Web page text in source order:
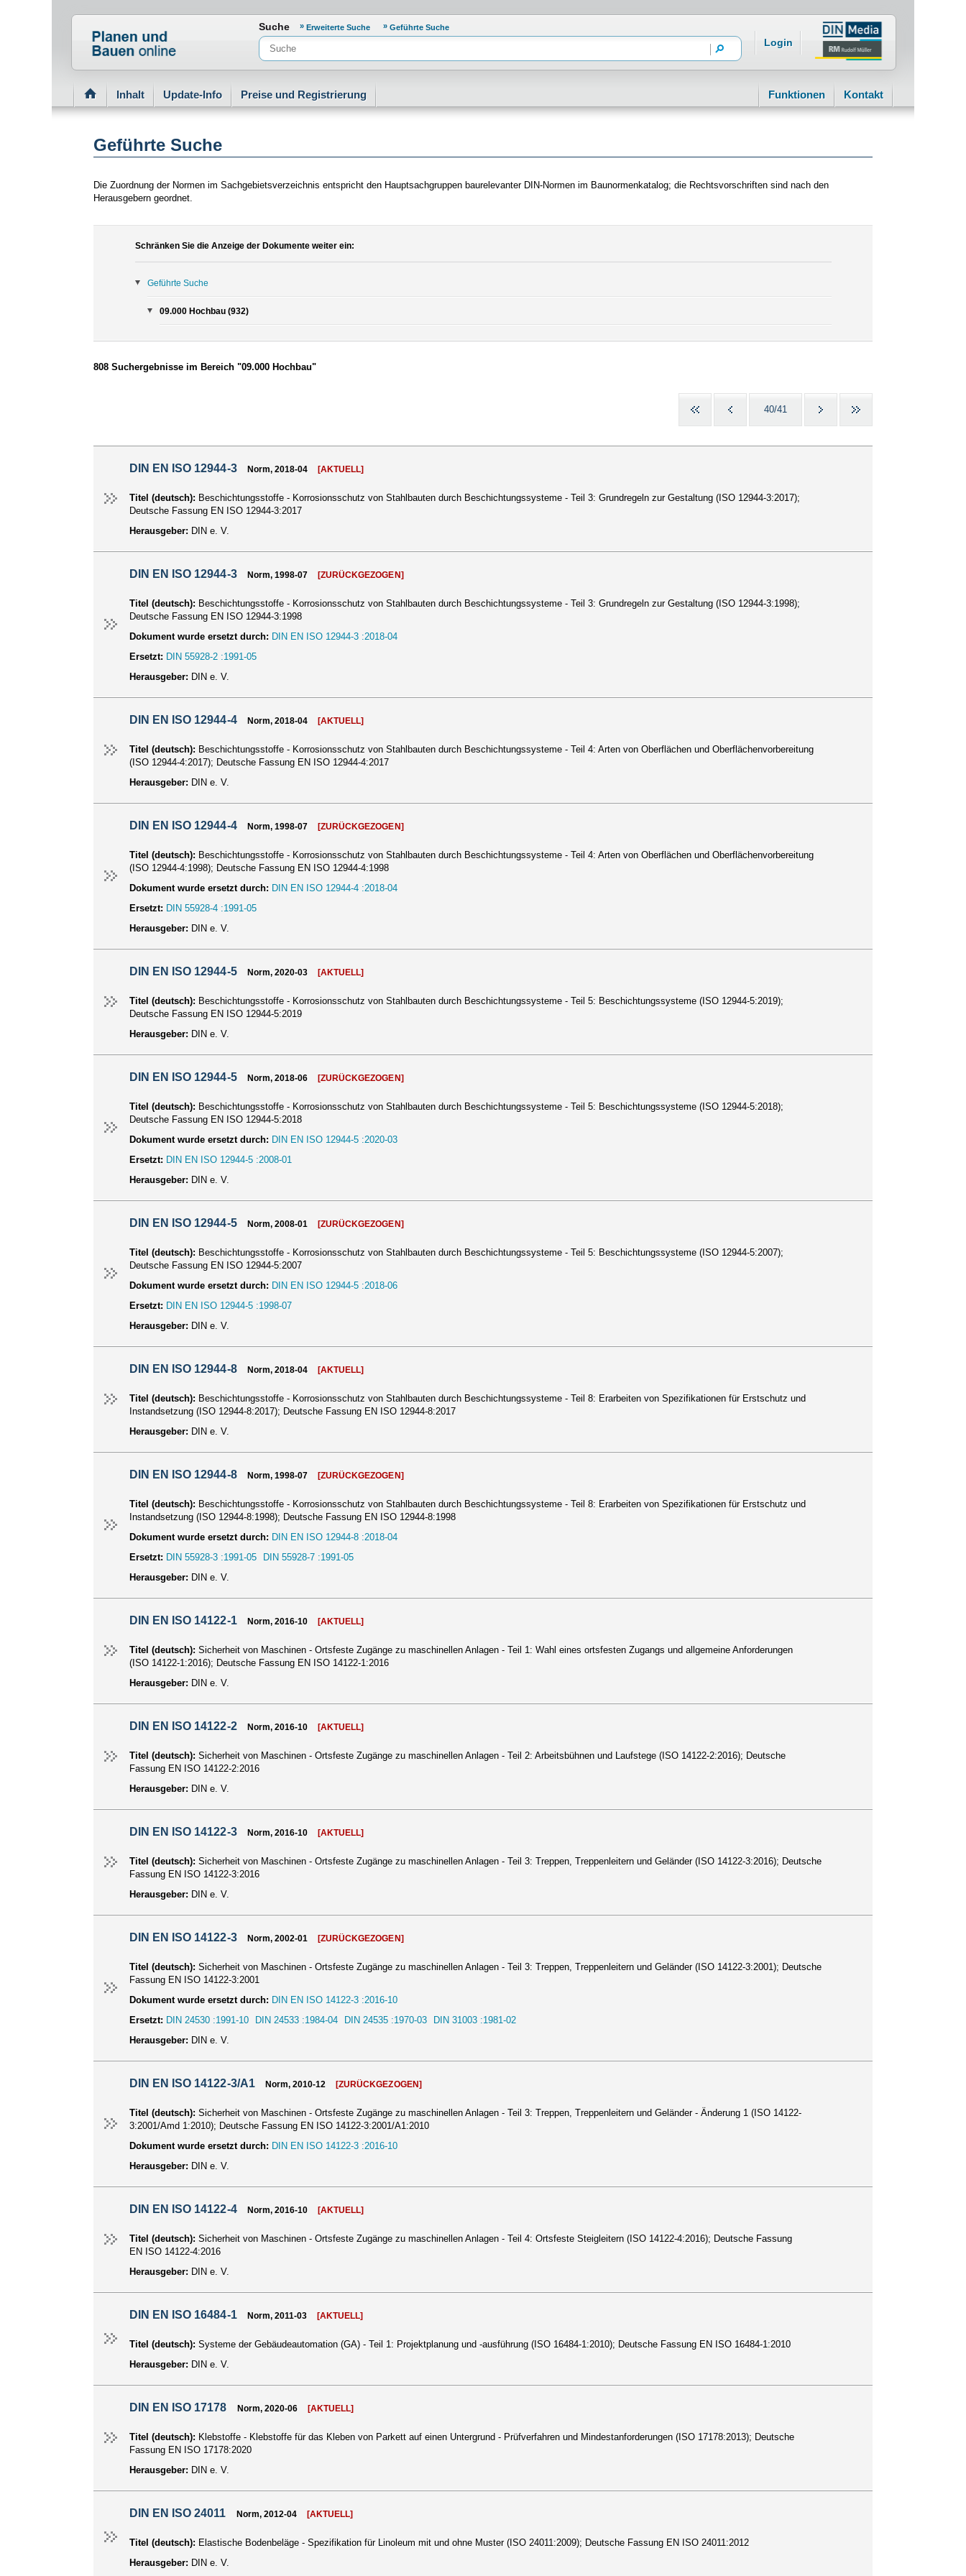
Normenportal Barrierefreiheit
Suche Erweiterte Suche Geführte Suche
Login
Inhalt Update-Info Preise und Registrierung Funktionen Kontakt
Geführte Suche
Die Zuordnung der Normen im Sachgebietsverzeichnis entspricht den Hauptsachgruppen baurelevanter DIN-Normen im Baunormenkatalog; die Rechtsvorschriften sind nach den
Herausgebern geordnet.
Schränken Sie die Anzeige der Dokumente weiter ein:
Geführte Suche
09.000 Hochbau (932)
808 Suchergebnisse im Bereich "09.000 Hochbau"
40/41
DIN EN ISO 12944-3 Norm, 2018-04 [AKTUELL]
Titel (deutsch): Beschichtungsstoffe - Korrosionsschutz von Stahlbauten durch Beschichtungssysteme - Teil 3: Grundregeln zur Gestaltung (ISO 12944-3:2017);
Deutsche Fassung EN ISO 12944-3:2017
Herausgeber: DIN e. V.
DIN EN ISO 12944-3 Norm, 1998-07 [ZURÜCKGEZOGEN]
Titel (deutsch): Beschichtungsstoffe - Korrosionsschutz von Stahlbauten durch Beschichtungssysteme - Teil 3: Grundregeln zur Gestaltung (ISO 12944-3:1998);
Deutsche Fassung EN ISO 12944-3:1998
Dokument wurde ersetzt durch: DIN EN ISO 12944-3 :2018-04
Ersetzt: DIN 55928-2 :1991-05
Herausgeber: DIN e. V.
DIN EN ISO 12944-4 Norm, 2018-04 [AKTUELL]
Titel (deutsch): Beschichtungsstoffe - Korrosionsschutz von Stahlbauten durch Beschichtungssysteme - Teil 4: Arten von Oberflächen und Oberflächenvorbereitung
(ISO 12944-4:2017); Deutsche Fassung EN ISO 12944-4:2017
Herausgeber: DIN e. V.
DIN EN ISO 12944-4 Norm, 1998-07 [ZURÜCKGEZOGEN]
Titel (deutsch): Beschichtungsstoffe - Korrosionsschutz von Stahlbauten durch Beschichtungssysteme - Teil 4: Arten von Oberflächen und Oberflächenvorbereitung
(ISO 12944-4:1998); Deutsche Fassung EN ISO 12944-4:1998
Dokument wurde ersetzt durch: DIN EN ISO 12944-4 :2018-04
Ersetzt: DIN 55928-4 :1991-05
Herausgeber: DIN e. V.
DIN EN ISO 12944-5 Norm, 2020-03 [AKTUELL]
Titel (deutsch): Beschichtungsstoffe - Korrosionsschutz von Stahlbauten durch Beschichtungssysteme - Teil 5: Beschichtungssysteme (ISO 12944-5:2019);
Deutsche Fassung EN ISO 12944-5:2019
Herausgeber: DIN e. V.
DIN EN ISO 12944-5 Norm, 2018-06 [ZURÜCKGEZOGEN]
Titel (deutsch): Beschichtungsstoffe - Korrosionsschutz von Stahlbauten durch Beschichtungssysteme - Teil 5: Beschichtungssysteme (ISO 12944-5:2018);
Deutsche Fassung EN ISO 12944-5:2018
Dokument wurde ersetzt durch: DIN EN ISO 12944-5 :2020-03
Ersetzt: DIN EN ISO 12944-5 :2008-01
Herausgeber: DIN e. V.
DIN EN ISO 12944-5 Norm, 2008-01 [ZURÜCKGEZOGEN]
Titel (deutsch): Beschichtungsstoffe - Korrosionsschutz von Stahlbauten durch Beschichtungssysteme - Teil 5: Beschichtungssysteme (ISO 12944-5:2007);
Deutsche Fassung EN ISO 12944-5:2007
Dokument wurde ersetzt durch: DIN EN ISO 12944-5 :2018-06
Ersetzt: DIN EN ISO 12944-5 :1998-07
Herausgeber: DIN e. V.
DIN EN ISO 12944-8 Norm, 2018-04 [AKTUELL]
Titel (deutsch): Beschichtungsstoffe - Korrosionsschutz von Stahlbauten durch Beschichtungssysteme - Teil 8: Erarbeiten von Spezifikationen für Erstschutz und
Instandsetzung (ISO 12944-8:2017); Deutsche Fassung EN ISO 12944-8:2017
Herausgeber: DIN e. V.
DIN EN ISO 12944-8 Norm, 1998-07 [ZURÜCKGEZOGEN]
Titel (deutsch): Beschichtungsstoffe - Korrosionsschutz von Stahlbauten durch Beschichtungssysteme - Teil 8: Erarbeiten von Spezifikationen für Erstschutz und
Instandsetzung (ISO 12944-8:1998); Deutsche Fassung EN ISO 12944-8:1998
Dokument wurde ersetzt durch: DIN EN ISO 12944-8 :2018-04
Ersetzt: DIN 55928-3 :1991-05
DIN 55928-7 :1991-05
Herausgeber: DIN e. V.
DIN EN ISO 14122-1 Norm, 2016-10 [AKTUELL]
Titel (deutsch): Sicherheit von Maschinen - Ortsfeste Zugänge zu maschinellen Anlagen - Teil 1: Wahl eines ortsfesten Zugangs und allgemeine Anforderungen
(ISO 14122-1:2016); Deutsche Fassung EN ISO 14122-1:2016
Herausgeber: DIN e. V.
DIN EN ISO 14122-2 Norm, 2016-10 [AKTUELL]
Titel (deutsch): Sicherheit von Maschinen - Ortsfeste Zugänge zu maschinellen Anlagen - Teil 2: Arbeitsbühnen und Laufstege (ISO 14122-2:2016); Deutsche
Fassung EN ISO 14122-2:2016
Herausgeber: DIN e. V.
DIN EN ISO 14122-3 Norm, 2016-10 [AKTUELL]
Titel (deutsch): Sicherheit von Maschinen - Ortsfeste Zugänge zu maschinellen Anlagen - Teil 3: Treppen, Treppenleitern und Geländer (ISO 14122-3:2016); Deutsche
Fassung EN ISO 14122-3:2016
Herausgeber: DIN e. V.
DIN EN ISO 14122-3 Norm, 2002-01 [ZURÜCKGEZOGEN]
Titel (deutsch): Sicherheit von Maschinen - Ortsfeste Zugänge zu maschinellen Anlagen - Teil 3: Treppen, Treppenleitern und Geländer (ISO 14122-3:2001); Deutsche
Fassung EN ISO 14122-3:2001
Dokument wurde ersetzt durch: DIN EN ISO 14122-3 :2016-10
Ersetzt: DIN 24530 :1991-10 DIN 24533 :1984-04 DIN 24535 :1970-03
DIN 31003 :1981-02
Herausgeber: DIN e. V.
DIN EN ISO 14122-3/A1 Norm, 2010-12 [ZURÜCKGEZOGEN]
Titel (deutsch): Sicherheit von Maschinen - Ortsfeste Zugänge zu maschinellen Anlagen - Teil 3: Treppen, Treppenleitern und Geländer - Änderung 1 (ISO 14122-
3:2001/Amd 1:2010); Deutsche Fassung EN ISO 14122-3:2001/A1:2010
Dokument wurde ersetzt durch: DIN EN ISO 14122-3 :2016-10
Herausgeber: DIN e. V.
DIN EN ISO 14122-4 Norm, 2016-10 [AKTUELL]
Titel (deutsch): Sicherheit von Maschinen - Ortsfeste Zugänge zu maschinellen Anlagen - Teil 4: Ortsfeste Steigleitern (ISO 14122-4:2016); Deutsche Fassung
EN ISO 14122-4:2016
Herausgeber: DIN e. V.
DIN EN ISO 16484-1 Norm, 2011-03 [AKTUELL]
Titel (deutsch): Systeme der Gebäudeautomation (GA) - Teil 1: Projektplanung und -ausführung (ISO 16484-1:2010); Deutsche Fassung EN ISO 16484-1:2010
Herausgeber: DIN e. V.
DIN EN ISO 17178 Norm, 2020-06 [AKTUELL]
Titel (deutsch): Klebstoffe - Klebstoffe für das Kleben von Parkett auf einen Untergrund - Prüfverfahren und Mindestanforderungen (ISO 17178:2013); Deutsche
Fassung EN ISO 17178:2020
Herausgeber: DIN e. V.
DIN EN ISO 24011 Norm, 2012-04 [AKTUELL]
Titel (deutsch): Elastische Bodenbeläge - Spezifikation für Linoleum mit und ohne Muster (ISO 24011:2009); Deutsche Fassung EN ISO 24011:2012
Herausgeber: DIN e. V.